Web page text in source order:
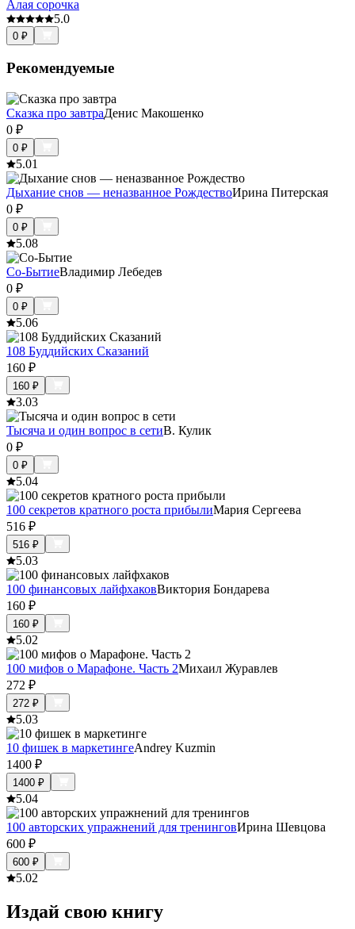
Алая сорочка
5.0
0 ₽
Рекомендуемые
Сказка про завтраДенис Макошенко
0 ₽
0 ₽
5.01
Дыхание снов — неназванное РождествоИрина Питерская
0 ₽
0 ₽
5.08
Со-БытиеВладимир Лебедев
0 ₽
0 ₽
5.06
108 Буддийских Сказаний
160 ₽
160 ₽
3.03
Тысяча и один вопрос в сетиВ. Кулик
0 ₽
0 ₽
5.04
100 секретов кратного роста прибылиМария Сергеева
516 ₽
516 ₽
5.03
100 финансовых лайфхаковВиктория Бондарева
160 ₽
160 ₽
5.02
100 мифов о Марафоне. Часть 2Михаил Журавлев
272 ₽
272 ₽
5.03
10 фишек в маркетингеAndrey Kuzmin
1400 ₽
1400 ₽
5.04
100 авторских упражнений для тренинговИрина Шевцова
600 ₽
600 ₽
5.02
Издай свою книгу